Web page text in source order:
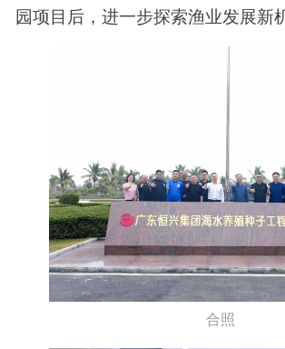
园项目后，进一步探索渔业发展新
合照